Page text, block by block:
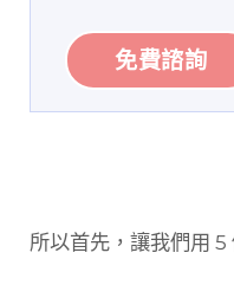
免費諮詢
所以首先，讓我們用